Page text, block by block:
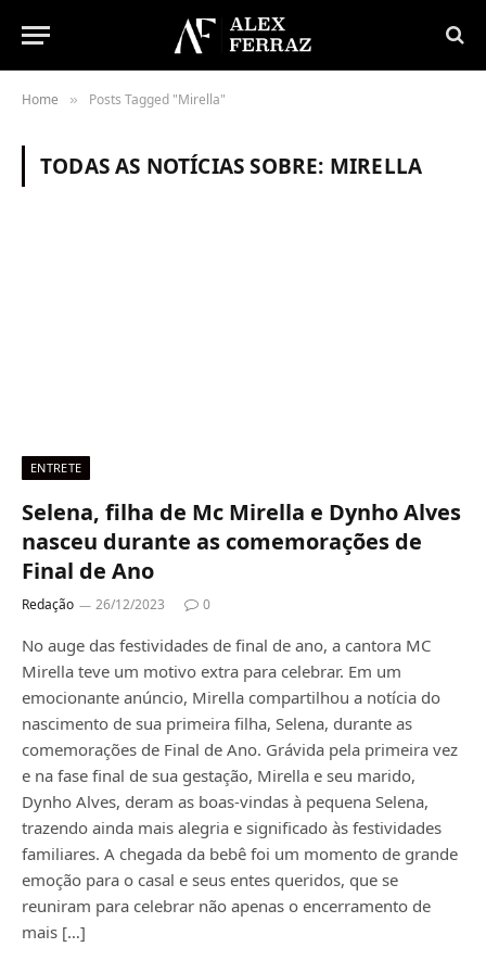
Home » Posts Tagged "Mirella"
TODAS AS NOTÍCIAS SOBRE: MIRELLA
ENTRETE
Selena, filha de Mc Mirella e Dynho Alves
nasceu durante as comemorações de
Final de Ano
Redação 26/12/2023 0
No auge das festividades de final de ano, a cantora MC
Mirella teve um motivo extra para celebrar. Em um
emocionante anúncio, Mirella compartilhou a notícia do
nascimento de sua primeira filha, Selena, durante as
comemorações de Final de Ano. Grávida pela primeira vez
e na fase final de sua gestação, Mirella e seu marido,
Dynho Alves, deram as boas-vindas à pequena Selena,
trazendo ainda mais alegria e significado às festividades
familiares. A chegada da bebê foi um momento de grande
emoção para o casal e seus entes queridos, que se
reuniram para celebrar não apenas o encerramento de
mais […]